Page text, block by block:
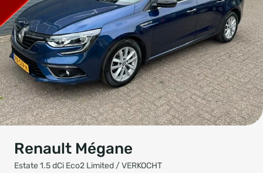
Renault Mégane
Estate 1.5 dCi Eco2 Limited / VERKOCHT